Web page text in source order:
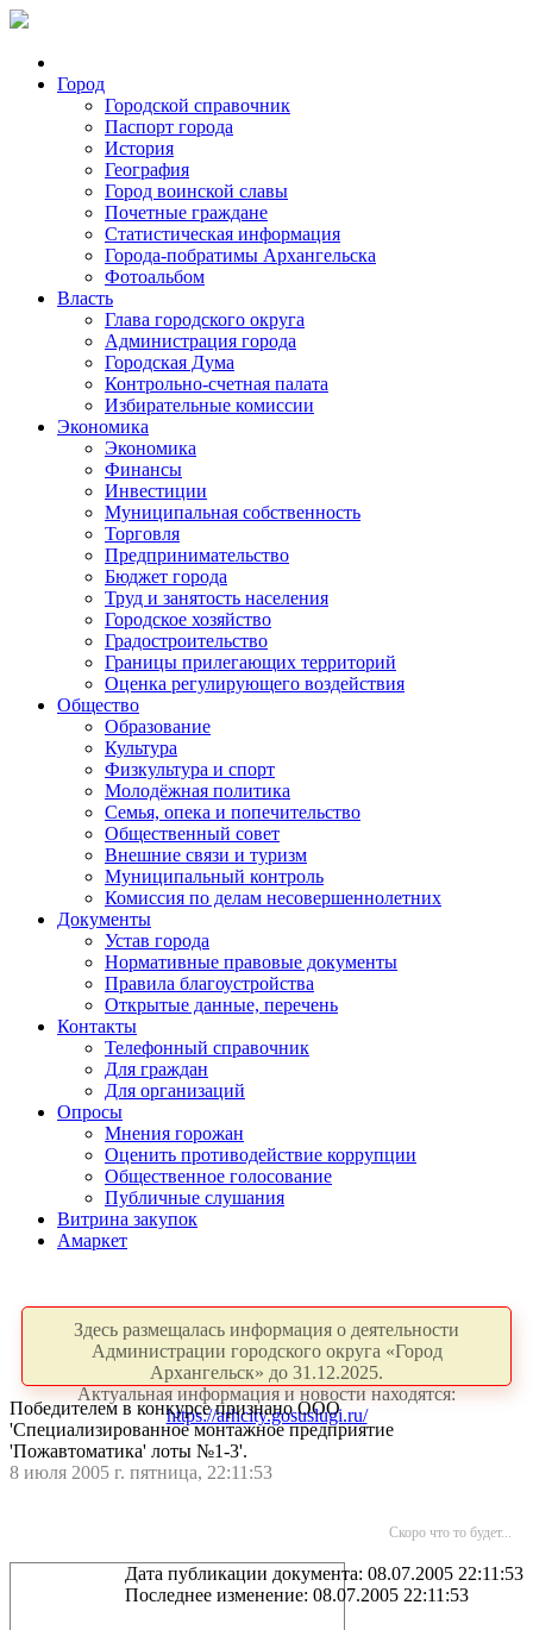
Город
Городской справочник
Паспорт города
История
География
Город воинской славы
Почетные граждане
Статистическая информация
Города-побратимы Архангельска
Фотоальбом
Власть
Глава городского округа
Администрация города
Городская Дума
Контрольно-счетная палата
Избирательные комиссии
Экономика
Экономика
Финансы
Инвестиции
Муниципальная собственность
Торговля
Предпринимательство
Бюджет города
Труд и занятость населения
Городское хозяйство
Градостроительство
Границы прилегающих территорий
Оценка регулирующего воздействия
Общество
Образование
Культура
Физкультура и спорт
Молодёжная политика
Семья, опека и попечительство
Общественный совет
Внешние связи и туризм
Муниципальный контроль
Комиссия по делам несовершеннолетних
Документы
Устав города
Нормативные правовые документы
Правила благоустройства
Открытые данные, перечень
Контакты
Телефонный справочник
Для граждан
Для организаций
Опросы
Мнения горожан
Оценить противодействие коррупции
Общественное голосование
Публичные слушания
Витрина закупок
Амаркет
Здесь размещалась информация о деятельности
Администрации городского округа «Город
Архангельск» до 31.12.2025.
Актуальная информация и новости находятся:
https://arhcity.gosuslugi.ru/
Победителем в конкурсе признано ООО
'Специализированное монтажное предприятие
'Пожавтоматика' лоты №1-3'.
8 июля 2005 г. пятница, 22:11:53
Скоро что то будет...
Дата публикации документа: 08.07.2005 22:11:53
Последнее изменение: 08.07.2005 22:11:53